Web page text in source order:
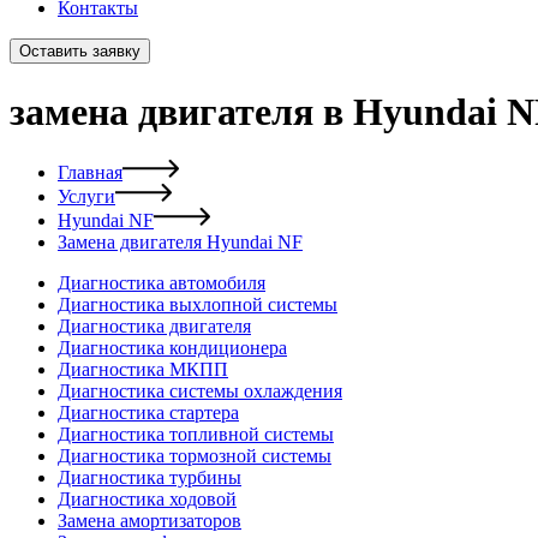
Контакты
Оставить заявку
замена двигателя в Hyundai
Главная
Услуги
Hyundai NF
Замена двигателя Hyundai NF
Диагностика автомобиля
Диагностика выхлопной системы
Диагностика двигателя
Диагностика кондиционера
Диагностика МКПП
Диагностика системы охлаждения
Диагностика стартера
Диагностика топливной системы
Диагностика тормозной системы
Диагностика турбины
Диагностика ходовой
Замена амортизаторов